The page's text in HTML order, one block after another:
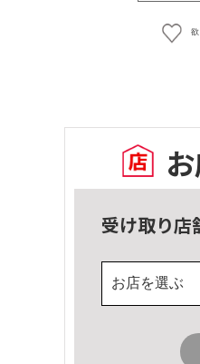
受け取り店
お店を選ぶ